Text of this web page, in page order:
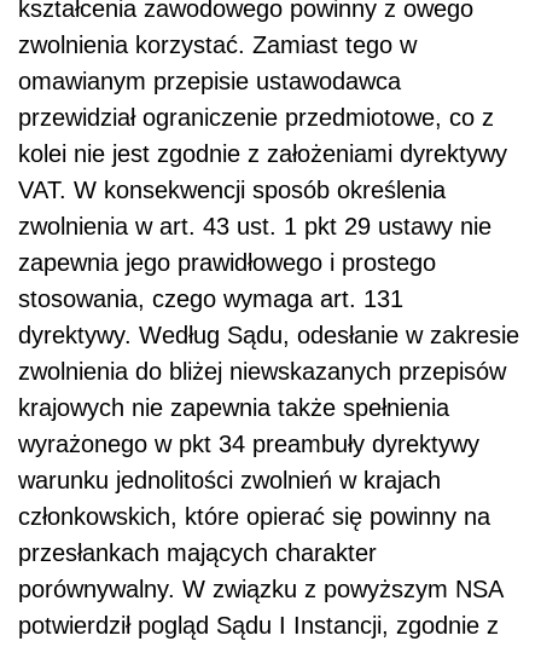
kształcenia zawodowego powinny z owego
zwolnienia korzystać. Zamiast tego w
omawianym przepisie ustawodawca
przewidział ograniczenie przedmiotowe, co z
kolei nie jest zgodnie z założeniami dyrektywy
VAT. W konsekwencji sposób określenia
zwolnienia w art. 43 ust. 1 pkt 29 ustawy nie
zapewnia jego prawidłowego i prostego
stosowania, czego wymaga art. 131
dyrektywy. Według Sądu, odesłanie w zakresie
zwolnienia do bliżej niewskazanych przepisów
krajowych nie zapewnia także spełnienia
wyrażonego w pkt 34 preambuły dyrektywy
warunku jednolitości zwolnień w krajach
członkowskich, które opierać się powinny na
przesłankach mających charakter
porównywalny. W związku z powyższym NSA
potwierdził pogląd Sądu I Instancji, zgodnie z